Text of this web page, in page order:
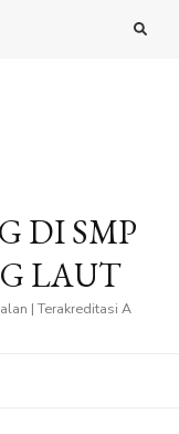
DI SMP
LAUT
| Terakreditasi A